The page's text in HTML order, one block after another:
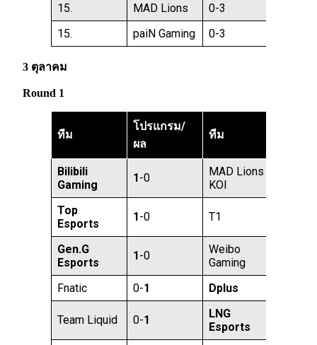
15. MAD Lions
0-3
15.
paiN Gaming 0-3
3 ตุลาคม
Round 1
ทีม
โปรแกรม/
ผล
ทีม
Bilibili
Gaming
1-0
MAD Lions
KOI
Top
Esports
1-0 T1
Gen.G
Esports
1-0
Weibo
Gaming
Fnatic
0-1 Dplus
Team Liquid 0-1
LNG
Esports